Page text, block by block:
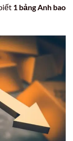
1 bảng Anh bao